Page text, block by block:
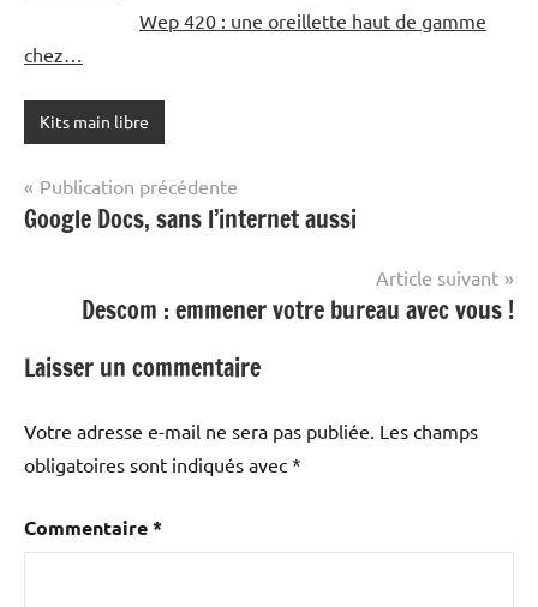
Wep 420 : une oreillette haut de gamme
chez…
Kits main libre
Navigation
de
Publication précédente
Google Docs, sans l’internet aussi
Article suivant
Descom : emmener votre bureau avec vous !
Laisser un commentaire
Votre adresse e-mail ne sera pas publiée. Les champs
obligatoires sont indiqués avec *
Commentaire*